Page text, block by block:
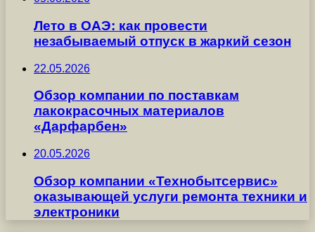
Лето в ОАЭ: как провести
незабываемый отпуск в жаркий сезон
22.05.2026
Обзор компании по поставкам
лакокрасочных материалов
«Дарфарбен»
20.05.2026
Обзор компании «Технобытсервис»
оказывающей услуги ремонта техники и
электроники